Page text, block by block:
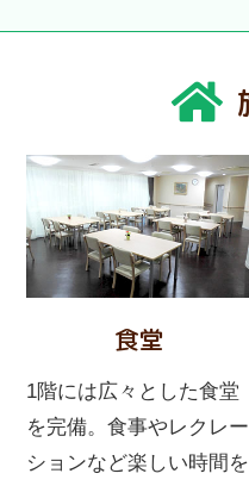
食堂
1階には広々とした食堂
を完備。食事やレクレー
ションなど楽しい時間を